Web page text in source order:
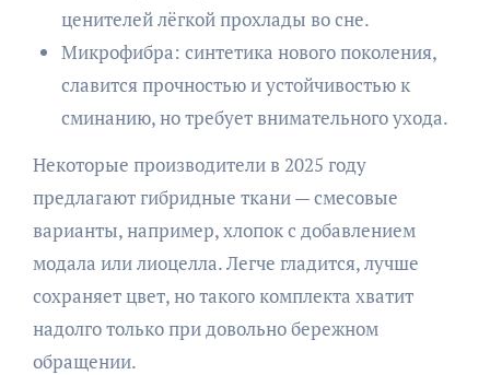
ценителей лёгкой прохлады во сне.
Микрофибра: синтетика нового поколения,
славится прочностью и устойчивостью к
сминанию, но требует внимательного ухода.
Некоторые производители в 2025 году
предлагают гибридные ткани — смесовые
варианты, например, хлопок с добавлением
модала или лиоцелла. Легче гладится, лучше
сохраняет цвет, но такого комплекта хватит
надолго только при довольно бережном
обращении.